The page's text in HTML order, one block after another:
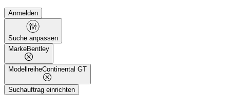
Anmelden
Suche anpassen
MarkeBentley
ModellreiheContinental GT
Suchauftrag einrichten